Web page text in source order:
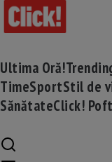
Ultima Oră!
TimeSportStil de
SănătateClick!